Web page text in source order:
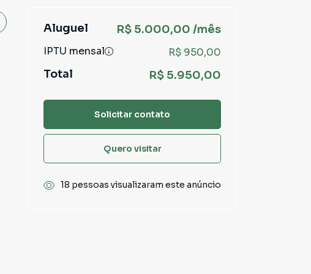
Aluguel R$ 5.000,00 /mês
IPTU mensal R$ 950,00
Total R$ 5.950,00
Solicitar contato
Quero visitar
18 pessoas visualizaram este anúncio